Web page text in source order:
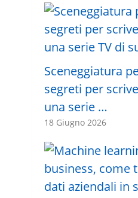
Sceneggiatura
segreti per
una serie …
18 Giugno 2026